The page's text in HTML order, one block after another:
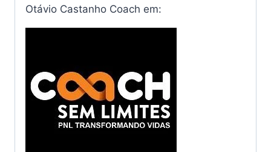
Otávio Castanho Coach em: